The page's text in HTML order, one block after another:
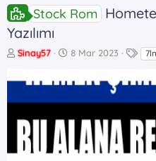
Stock Rom
Yazılımı
K
u
a
Sinay57
B
a
ç
8 Mar 2023
E
e
e